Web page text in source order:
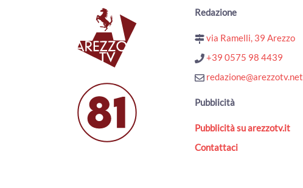
Redazione
via Ramelli, 39 Arezzo
+39 0575 98 4439
redazione@arezzotv.net
Pubblicità
Pubblicità su arezzotv.it
Contattaci